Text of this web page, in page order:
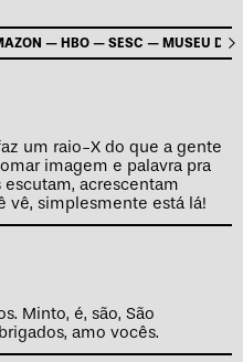
— HBO — SESC — MUSEU DO
um raio-X do que a gente
imagem e palavra pra
escutam, acrescentam
vê, simplesmente está lá!
Minto, é, são, São
amo vocês.